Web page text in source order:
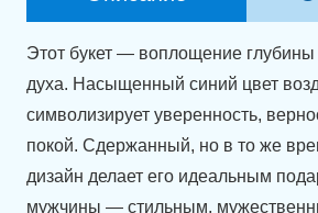
Этот букет — воплощение глубины
духа. Насыщенный синий цвет
символизирует уверенность,
покой. Сдержанный, но в то же
дизайн делает его идеальным
мужчины — стильным,